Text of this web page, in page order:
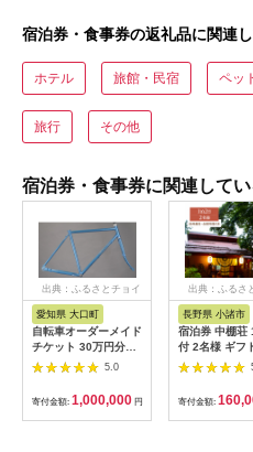
宿泊券・食事券の返礼品に関連
ホテル 旅館・民宿 ペッ
旅行 その他
宿泊券・食事券に関連して
出典：ふるさとチョイ
愛知県 大口町
自転車オーダーメイド
チケット 30万円分
【1360365】
5.0
寄付金額: 1,000,000 円
出典：ふるさ
長野県 小諸市
宿泊券 中棚荘
付 2名様 ギフ
ケット 券 宿泊
寄付金額: